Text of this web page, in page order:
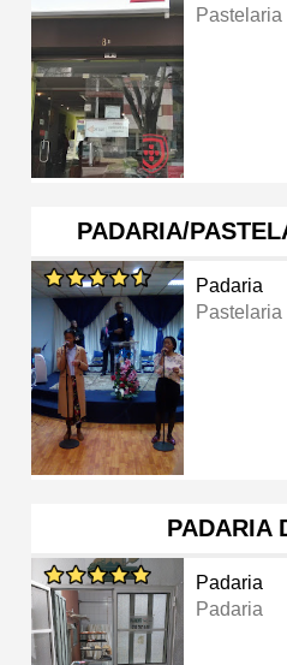
Pastelaria
PADARIA/
Padaria
Pastelaria
PADARIA
Padaria
Padaria